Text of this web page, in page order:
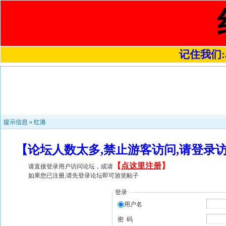
记住我们
提示信息 » 红港
【论坛人数太多,禁止游客访问,请登
请直接登录用户访问论坛，或请 【 点这里注册】
如果您已注册,请先登录论坛即可游览帖子
登录
用户名
密 码